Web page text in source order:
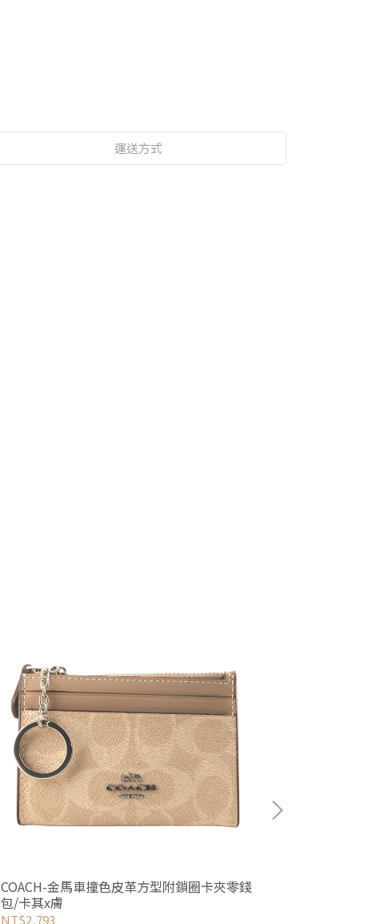
運送方式
COACH-金馬車撞色皮革方型附鎖圈卡夾零錢
包/卡其x膚
NT$2,793